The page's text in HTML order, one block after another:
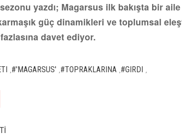
yazdı; Magarsus ilk bakışta bir
güç dinamikleri ve toplumsal
davet ediyor.
#'MAGARSUS' #TOPRAKLARINA #GIRDI